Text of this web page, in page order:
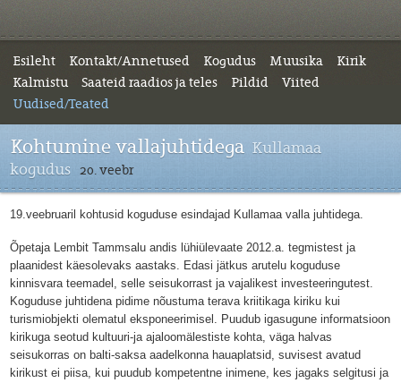
Esileht Kontakt/Annetused Kogudus Muusika
Kirik
Kalmistu
Saateid raadios ja teles Pildid
Viited
Uudised/Teated
Kohtumine vallajuhtidega Kullamaa
kogudus 20. veebr
19.veebruaril kohtusid koguduse esindajad Kullamaa valla juhtidega.
Õpetaja Lembit Tammsalu andis lühiülevaate 2012.a. tegmistest ja
plaanidest käesolevaks aastaks. Edasi jätkus arutelu koguduse
kinnisvara teemadel, selle seisukorrast ja vajalikest investeeringutest.
Koguduse juhtidena pidime nõustuma terava kriitikaga kiriku kui
turismiobjekti olematul eksponeerimisel. Puudub igasugune informatsioon
kirikuga seotud kultuuri-ja ajaloomälestiste kohta, väga halvas
seisukorras on balti-saksa aadelkonna hauaplatsid, suvisest avatud
kirikust ei piisa, kui puudub kompetentne inimene, kes jagaks selgitusi ja